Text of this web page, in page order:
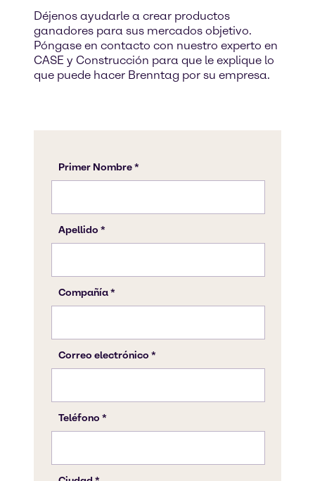
Déjenos ayudarle a crear productos
ganadores para sus mercados objetivo.
Póngase en contacto con nuestro experto en
CASE y Construcción para que le explique lo
que puede hacer Brenntag por su empresa.